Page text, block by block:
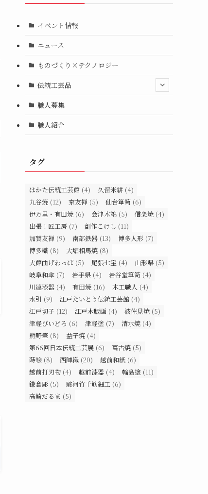
イベント情報
ニュース
ものづくり×テクノロジー
伝統工芸品
職人募集
職人紹介
タグ
はかた伝統工芸館 (4) 久留米絣 (4)
九谷焼 (12) 京友禅 (5) 仙台箪笥 (6)
伊万里・有田焼 (6) 会津木綿 (5) 信楽焼 (4)
出張！匠工房 (7) 創作こけし (11)
加賀友禅 (9) 南部鉄器 (13) 博多人形 (7)
博多織 (8) 大堀相馬焼 (8)
大館曲げわっぱ (5) 尾張七宝 (4) 山形県 (5)
岐阜和傘 (7) 岩手県 (4) 岩谷堂箪笥 (4)
川連漆器 (4) 有田焼 (16) 木工職人 (4)
水引 (9) 江戸たいとう伝統工芸館 (4)
江戸切子 (12) 江戸木版画 (4) 波佐見焼 (5)
津軽びいどろ (6) 津軽塗 (7) 清水焼 (4)
熊野筆 (8) 益子焼 (4)
第66回日本伝統工芸展 (6) 萬古焼 (5)
蒔絵 (8) 西陣織 (20) 越前和紙 (6)
越前打刃物 (4) 越前漆器 (4) 輪島塗 (11)
鎌倉彫 (5) 駿河竹千筋細工 (6)
高崎だるま (5)